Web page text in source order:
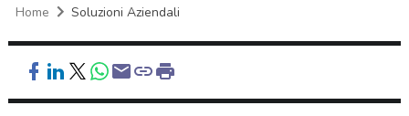
Home Soluzioni Aziendali